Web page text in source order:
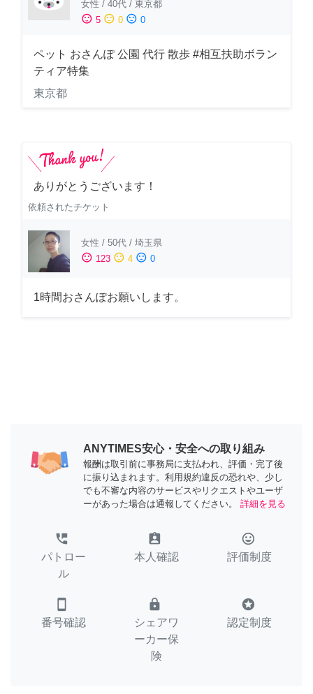
女性 / 40代 / 東京都
sentiment_satisfied 5 sentiment_neutral 0 sentiment_dissatisfied 0
ペット おさんぽ 公園 代行 散歩 #相互扶助ボラン
ティア特集
東京都
ありがとうございます！
依頼されたチケット
女性 / 50代 / 埼玉県
sentiment_satisfied 123 sentiment_neutral 4 sentiment_dissatisfied 0
1時間おさんぽお願いします。
ANYTIMES安心・安全への取り組み
報酬は取引前に事務局に支払われ、評価・完了後
に振り込まれます。利用規約違反の恐れや、少し
でも不審な内容のサービスやリクエストやユーザ
ーがあった場合は通報してください。
詳細を見る
perm_phone_msg
パトロー
ル
assignment_ind
本人確認
tag_faces
評価制度
smartphone
番号確認
lock
シェアワ
ーカー保
険
stars
認定制度